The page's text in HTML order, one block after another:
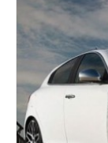
богатый
доставка
Купить
можно
через личный